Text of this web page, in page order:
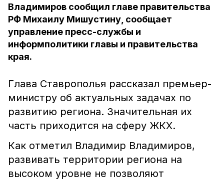
Владимиров сообщил главе правительства
РФ Михаилу Мишустину, сообщает
управление пресс-службы и
информполитики главы и правительства
края.
Глава Ставрополья рассказал премьер-
министру об актуальных задачах по
развитию региона. Значительная их
часть приходится на сферу ЖКХ.
Как отметил Владимир Владимиров,
развивать территории региона на
высоком уровне не позволяют